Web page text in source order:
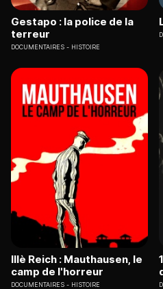
Gestapo : la police de la
terreur
DOCUMENTAIRES HISTOIRE
IIIè Reich : Mauthausen, le
camp de l'horreur
DOCUMENTAIRES HISTOIRE